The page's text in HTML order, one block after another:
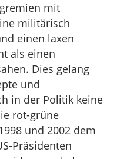
mit
militärisch
einen laxen
als einen
Dies gelang
und
in der Politik keine
rot-grüne
und 2002 dem
Präsidenten